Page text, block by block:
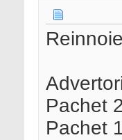
Pachet
Pachet